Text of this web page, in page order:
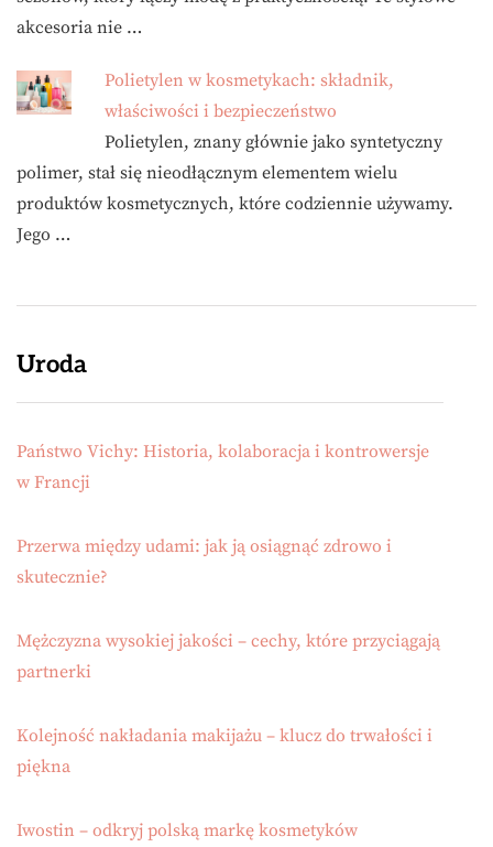
akcesoria nie …
Polietylen w kosmetykach: składnik,
właściwości i bezpieczeństwo
Polietylen, znany głównie jako syntetyczny
polimer, stał się nieodłącznym elementem wielu
produktów kosmetycznych, które codziennie używamy.
Jego …
Uroda
Państwo Vichy: Historia, kolaboracja i kontrowersje
w Francji
Przerwa między udami: jak ją osiągnąć zdrowo i
skutecznie?
Mężczyzna wysokiej jakości – cechy, które przyciągają
partnerki
Kolejność nakładania makijażu – klucz do trwałości i
piękna
Iwostin – odkryj polską markę kosmetyków